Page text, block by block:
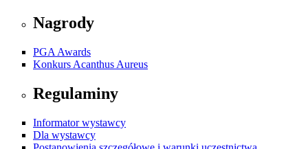
Nagrody
PGA Awards
Konkurs Acanthus Aureus
Regulaminy
Informator wystawcy
Dla wystawcy